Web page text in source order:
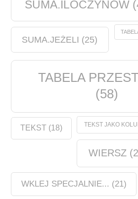
SUMA.ILOCZYNÓW
SUMA.JEŻELI (25)
TABELA
(58)
TEKST (18) TEKST JAKO
WIERSZ
WKLEJ SPECJALNIE... (21)